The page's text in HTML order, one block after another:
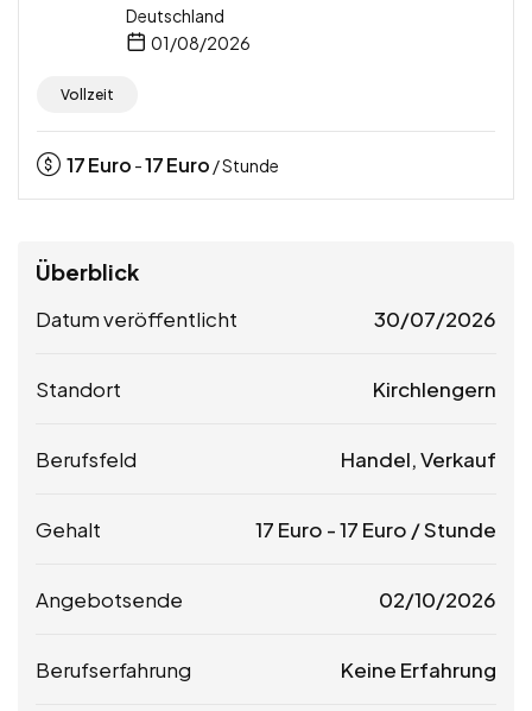
Deutschland
01/08/2026
Vollzeit
17Euro -17Euro / Stunde
Überblick
Datum veröffentlicht 30/07/2026
Standort Kirchlengern
Berufsfeld Handel, Verkauf
Gehalt 17 Euro -17 Euro / Stunde
Angebotsende 02/10/2026
Berufserfahrung Keine Erfahrung